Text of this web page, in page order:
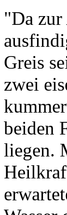
"Da
Greis
zwei
beiden
liegen.